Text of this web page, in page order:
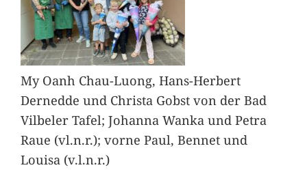
My Oanh Chau-Luong, Hans-Herbert
Dernedde und Christa Gobst von der Bad
Vilbeler Tafel; Johanna Wanka und Petra
Raue (vl.n.r.); vorne Paul, Bennet und
Louisa (v.l.n.r.)